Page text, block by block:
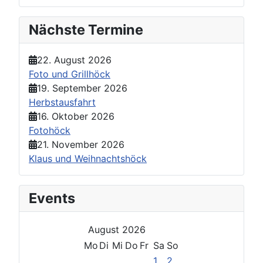
Nächste Termine
22. August 2026
Foto und Grillhöck
19. September 2026
Herbstausfahrt
16. Oktober 2026
Fotohöck
21. November 2026
Klaus und Weihnachtshöck
Events
August 2026
Mo Di Mi Do Fr Sa So